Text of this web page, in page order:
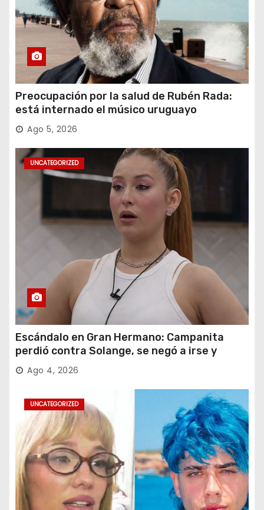
Preocupación por la salud de Rubén Rada:
está internado el músico uruguayo
Ago 5, 2026
UNCATEGORIZED
Escándalo en Gran Hermano: Campanita
perdió contra Solange, se negó a irse y
desafió al Big
Ago 4, 2026
UNCATEGORIZED